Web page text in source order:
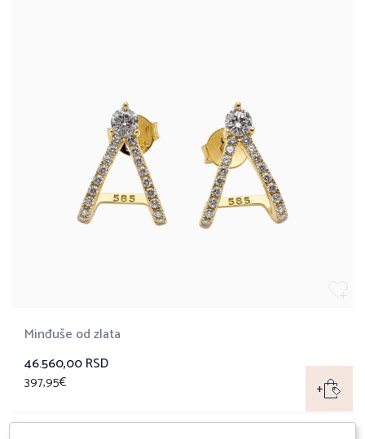
Minđuše od zlata
46.560,00 RSD
397,95€ +